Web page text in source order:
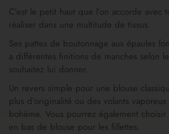
C’est le petit haut que l’on accorde avec
réaliser dans une multitude de tissus.
Ses pattes de boutonnage aux épaules
a différentes finitions de manches selon
souhaitez lui donner.
Un revers simple pour une blouse
plus d’originalité ou des volants
bohème. Vous pourrez également choisir
en bas de blouse pour les fillettes.